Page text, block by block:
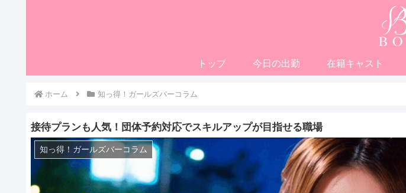
トップ 今日の出勤 在籍キャスト
ホーム 知っ得！ガールズバーコラム
接待プランも人気！団体予約対応でスキルアップが目指せる職場
知っ得！ガールズバーコラム